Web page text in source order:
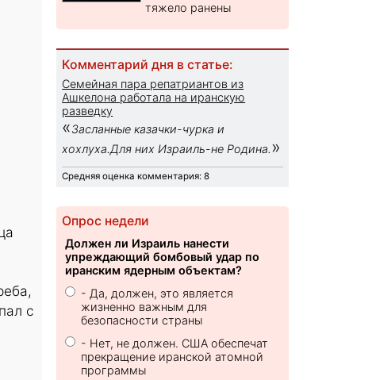
с
тяжело ранены
Комментарий дня в статье:
Семейная пара репатриантов из
Ашкелона работала на иранскую
разведку
«Засланные казачки-чурка и
хохлуха.Для них Израиль-не Родина. »
Средняя оценка комментария: 8
Опрос недели
Должен ли Израиль нанести
упреждающий бомбовый удар по
иранским ядерным объектам?
- Да, должен, это является
жизненно важным для
безопасности страны
- Нет, не должен. США обеспечат
прекращение иранской атомной
программы